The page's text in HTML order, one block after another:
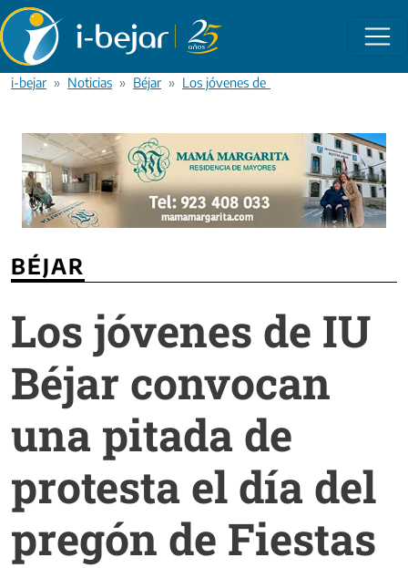
Pasar al contenido principal
i-bejar Noticias Béjar Los jóvenes de IU Béjar convocan una
BÉJAR
Los jóvenes de IU
Béjar convocan
una pitada de
protesta el día del
pregón de Fiestas